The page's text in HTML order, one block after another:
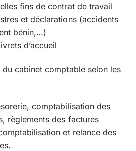
fins de contrat de travail
et déclarations (accidents
bénin,…)
d’accueil
cabinet comptable selon les
comptabilisation des
règlements des factures
et relance des